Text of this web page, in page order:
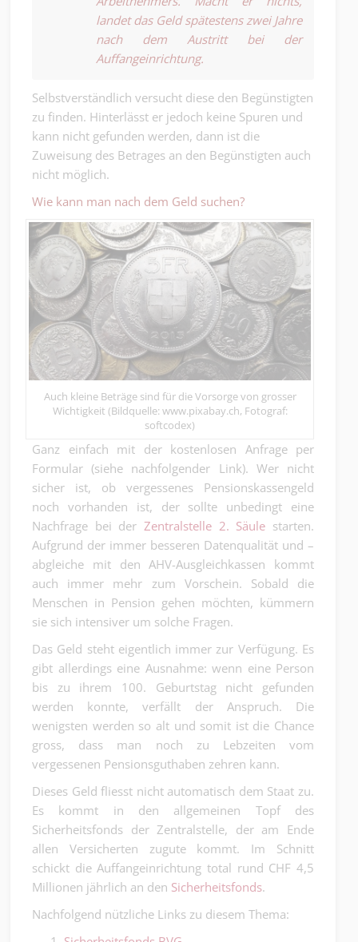
landet das Geld spätestens zwei Jahre
nach dem Austritt bei der
Auffangeinrichtung.
Selbstverständlich versucht diese den Begünstigten
zu finden. Hinterlässt er jedoch keine Spuren und
kann nicht gefunden werden, dann ist die
Zuweisung des Betrages an den Begünstigten auch
nicht möglich.
Wie kann man nach dem Geld suchen?
Auch kleine Beträge sind für die Vorsorge von grosser
Wichtigkeit (Bildquelle: www.pixabay.ch, Fotograf:
softcodex)
Ganz einfach mit der kostenlosen Anfrage per
Formular (siehe nachfolgender Link). Wer nicht
sicher ist, ob vergessenes Pensionskassengeld
noch vorhanden ist, der sollte unbedingt eine
Nachfrage bei der Zentralstelle 2. Säule starten.
Aufgrund der immer besseren Datenqualität und –
abgleiche mit den AHV-Ausgleichkassen kommt
auch immer mehr zum Vorschein. Sobald die
Menschen in Pension gehen möchten, kümmern
sie sich intensiver um solche Fragen.
Das Geld steht eigentlich immer zur Verfügung. Es
gibt allerdings eine Ausnahme: wenn eine Person
bis zu ihrem 100. Geburtstag nicht gefunden
werden konnte, verfällt der Anspruch. Die
wenigsten werden so alt und somit ist die Chance
gross, dass man noch zu Lebzeiten vom
vergessenen Pensionsguthaben zehren kann.
Dieses Geld fliesst nicht automatisch dem Staat zu.
Es kommt in den allgemeinen Topf des
Sicherheitsfonds der Zentralstelle, der am Ende
allen Versicherten zugute kommt. Im Schnitt
schickt die Auffangeinrichtung total rund CHF 4,5
Millionen jährlich an den Sicherheitsfonds.
Nachfolgend nützliche Links zu diesem Thema: